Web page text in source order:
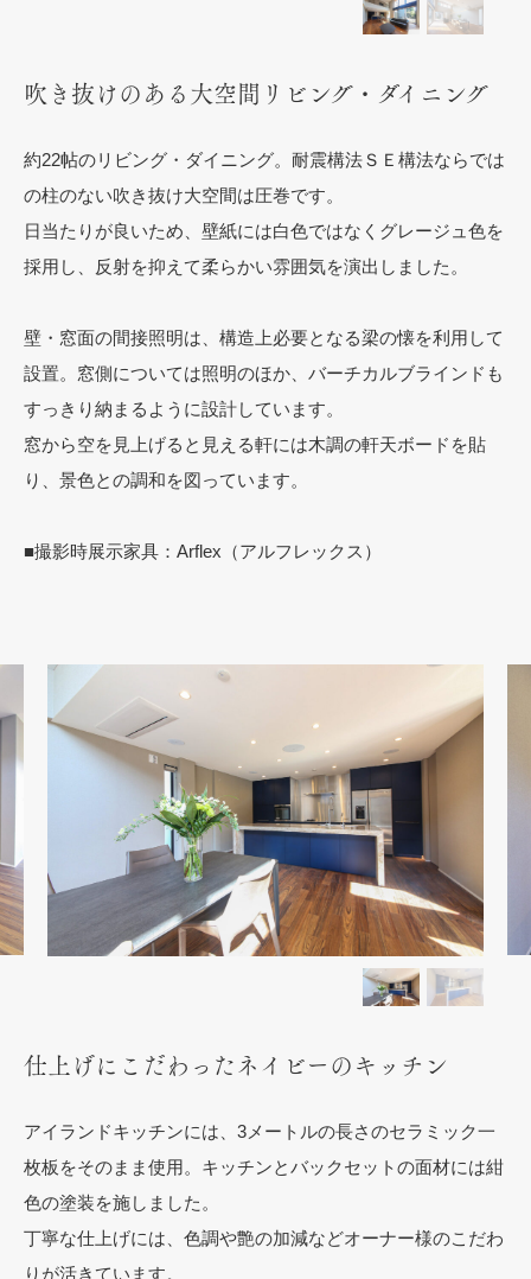
吹き抜けのある大空間リビング・ダイニング
約22帖のリビング・ダイニング。耐震構法ＳＥ構法ならでは
の柱のない吹き抜け大空間は圧巻です。
日当たりが良いため、壁紙には白色ではなくグレージュ色を
採用し、反射を抑えて柔らかい雰囲気を演出しました。
壁・窓面の間接照明は、構造上必要となる梁の懐を利用して
設置。窓側については照明のほか、バーチカルブラインドも
すっきり納まるように設計しています。
窓から空を見上げると見える軒には木調の軒天ボードを貼
り、景色との調和を図っています。
■撮影時展示家具：Arflex（アルフレックス）
仕上げにこだわったネイビーのキッチン
アイランドキッチンには、3メートルの長さのセラミック一
枚板をそのまま使用。キッチンとバックセットの面材には紺
色の塗装を施しました。
丁寧な仕上げには、色調や艶の加減などオーナー様のこだわ
りが活きています。